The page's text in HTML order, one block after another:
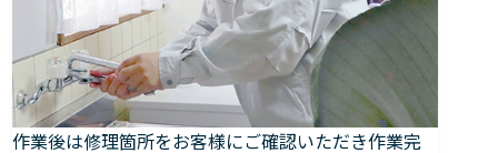
作業後は修理箇所をお客様にご確認いただき作業完